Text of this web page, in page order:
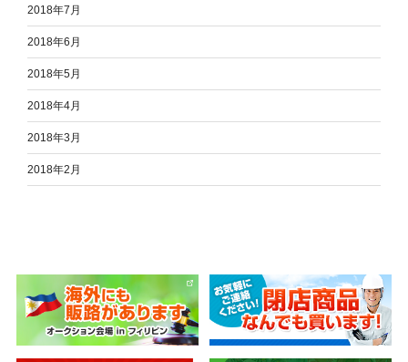
2018年7月
2018年6月
2018年5月
2018年4月
2018年3月
2018年2月